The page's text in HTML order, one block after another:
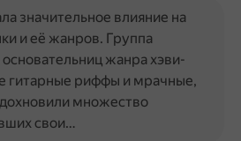
значительное влияние на
и её жанров. Группа
основательниц жанра хэви-
гитарные риффы и мрачные,
множество
свои…